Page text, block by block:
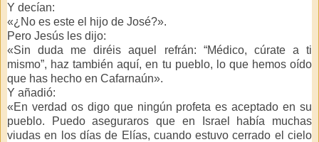
Y decían:
«¿No es este el hijo de José?».
Pero Jesús les dijo:
«Sin duda me diréis aquel refrán: “Médico, cúrate a ti
mismo”, haz también aquí, en tu pueblo, lo que hemos oído
que has hecho en Cafarnaún».
Y añadió:
«En verdad os digo que ningún profeta es aceptado en su
pueblo. Puedo aseguraros que en Israel había muchas
viudas en los días de Elías, cuando estuvo cerrado el cielo